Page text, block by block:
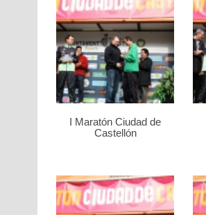
I Maratón Ciudad de
Castellón